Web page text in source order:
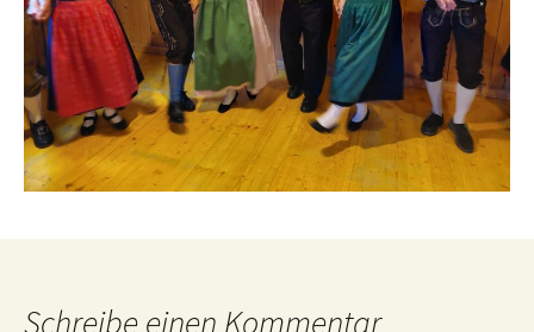
Schreibe einen Kommentar